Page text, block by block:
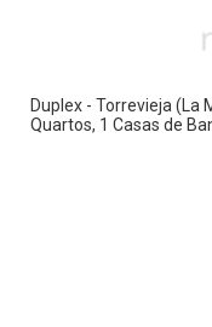
Duplex - Torrevieja (La
Quartos, 1 Casas de